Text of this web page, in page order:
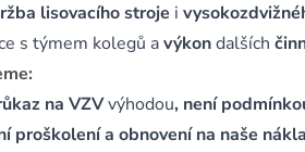
lisovacího stroje i
s týmem kolegů avýkondalších
na VZVvýhodou, není
proškolení a obnovení na naše